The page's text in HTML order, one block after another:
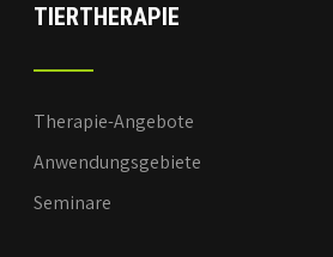
TIERTHERAPIE
Therapie-Angebote
Anwendungsgebiete
Seminare